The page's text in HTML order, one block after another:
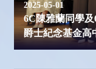
2025-05-01
6C陳雅蘭同學
爵士紀念基金高